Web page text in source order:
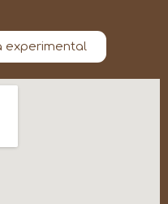
experimental